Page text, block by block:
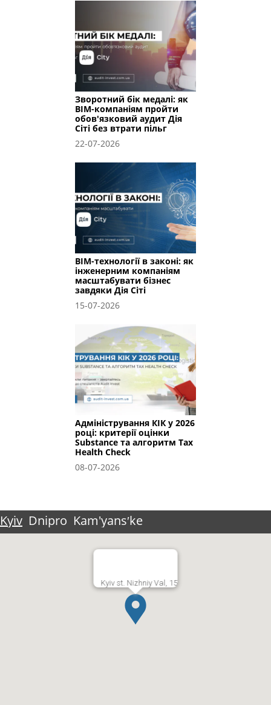
Зворотний бік медалі: як
BIM-компаніям пройти
обов'язковий аудит Дія
Сіті без втрати пільг
22-07-2026
BIM-технології в законі: як
інженерним компаніям
масштабувати бізнес
завдяки Дія Сіті
15-07-2026
Адміністрування КІК у 2026
році: критерії оцінки
Substance та алгоритм Tax
Health Check
08-07-2026
Kyiv Dnipro Kam'yansʹke
Kyiv st. Nizhniy Val, 15